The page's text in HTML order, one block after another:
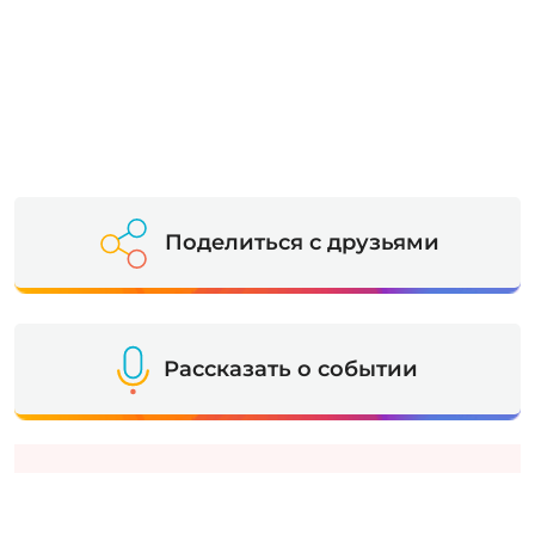
Поделиться с друзьями
Рассказать о событии